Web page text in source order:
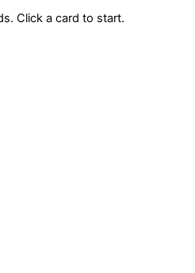
Click a card to start.